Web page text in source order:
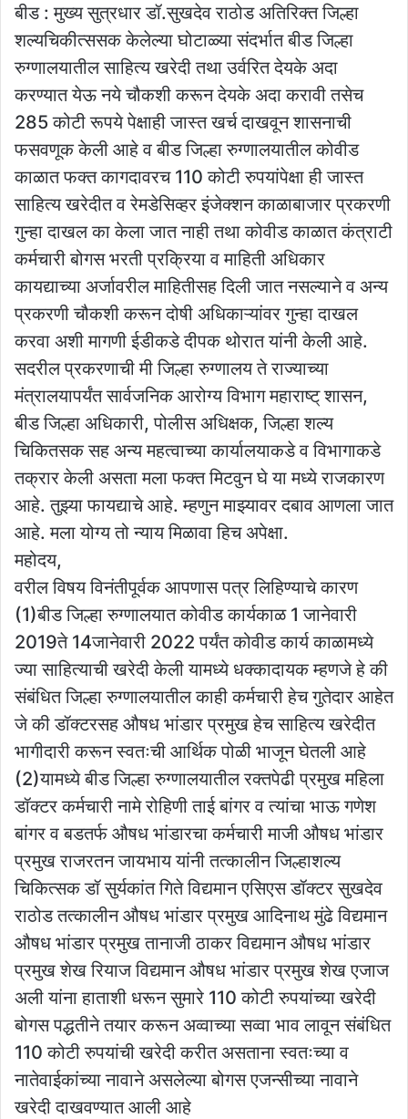
बीड : मुख्य सुत्रधार डॉ.सुखदेव राठोड अतिरिक्त जिल्हा
शल्यचिकीत्ससक केलेल्या घोटाळ्या संदर्भात बीड जिल्हा
रुग्णालयातील साहित्य खरेदी तथा उर्वरित देयके अदा
करण्यात येऊ नये चौकशी करून देयके अदा करावी तसेच
285 कोटी रूपये पेक्षाही जास्त खर्च दाखवून शासनाची
फसवणूक केली आहे व बीड जिल्हा रुग्णालयातील कोवीड
काळात फक्त कागदावरच 110 कोटी रुपयांपेक्षा ही जास्त
साहित्य खरेदीत व रेमडेसिव्हर इंजेक्शन काळाबाजार प्रकरणी
गुन्हा दाखल का केला जात नाही तथा कोवीड काळात कंत्राटी
कर्मचारी बोगस भरती प्रक्रिया व माहिती अधिकार
कायद्याच्या अर्जावरील माहितीसह दिली जात नसल्याने व अन्य
प्रकरणी चौकशी करून दोषी अधिकाऱ्यांवर गुन्हा दाखल
करवा अशी मागणी ईडीकडे दीपक थोरात यांनी केली आहे.
सदरील प्रकरणाची मी जिल्हा रुग्णालय ते राज्याच्या
मंत्रालयापर्यंत सार्वजनिक आरोग्य विभाग महाराष्ट् शासन,
बीड जिल्हा अधिकारी, पोलीस अधिक्षक, जिल्हा शल्य
चिकितसक सह अन्य महत्वाच्या कार्यालयाकडे व विभागाकडे
तक्रार केली असता मला फक्त मिटवुन घे या मध्ये राजकारण
आहे. तुझ्या फायद्याचे आहे. म्हणुन माझ्यावर दबाव आणला जात
आहे. मला योग्य तो न्याय मिळावा हिच अपेक्षा.
महोदय,
वरील विषय विनंतीपूर्वक आपणास पत्र लिहिण्याचे कारण
(1)बीड जिल्हा रुग्णालयात कोवीड कार्यकाळ 1 जानेवारी
2019ते 14जानेवारी 2022 पर्यंत कोवीड कार्य काळामध्ये
ज्या साहित्याची खरेदी केली यामध्ये धक्कादायक म्हणजे हे की
संबंधित जिल्हा रुग्णालयातील काही कर्मचारी हेच गुतेदार आहेत
जे की डॉक्टरसह औषध भांडार प्रमुख हेच साहित्य खरेदीत
भागीदारी करून स्वतःची आर्थिक पोळी भाजून घेतली आहे
(2)यामध्ये बीड जिल्हा रुग्णालयातील रक्तपेढी प्रमुख महिला
डॉक्टर कर्मचारी नामे रोहिणी ताई बांगर व त्यांचा भाऊ गणेश
बांगर व बडतर्फ औषध भांडारचा कर्मचारी माजी औषध भांडार
प्रमुख राजरतन जायभाय यांनी तत्कालीन जिल्हाशल्य
चिकित्सक डॉ सुर्यकांत गिते विद्यमान एसिएस डॉक्टर सुखदेव
राठोड तत्कालीन औषध भांडार प्रमुख आदिनाथ मुंढे विद्यमान
औषध भांडार प्रमुख तानाजी ठाकर विद्यमान औषध भांडार
प्रमुख शेख रियाज विद्यमान औषध भांडार प्रमुख शेख एजाज
अली यांना हाताशी धरून सुमारे 110 कोटी रुपयांच्या खरेदी
बोगस पद्धतीने तयार करून अव्वाच्या सव्वा भाव लावून संबंधित
110 कोटी रुपयांची खरेदी करीत असताना स्वतःच्या व
नातेवाईकांच्या नावाने असलेल्या बोगस एजन्सीच्या नावाने
खरेदी दाखवण्यात आली आहे